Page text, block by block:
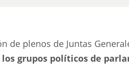
de plenos de Juntas
grupos políticos de